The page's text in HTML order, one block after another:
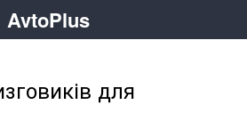
AvtoPlus
для